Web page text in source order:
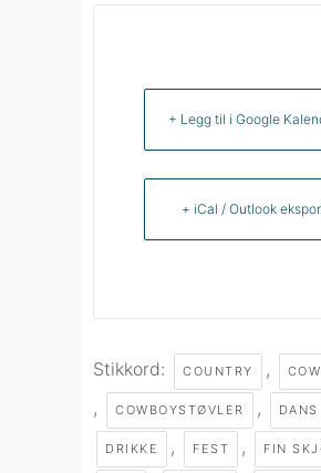
+ Legg til i Google
+ iCal / Outlook
Stikkord: COUNTRY ,
, COWBOYSTØVLER , DANS
DRIKKE , FEST , FIN